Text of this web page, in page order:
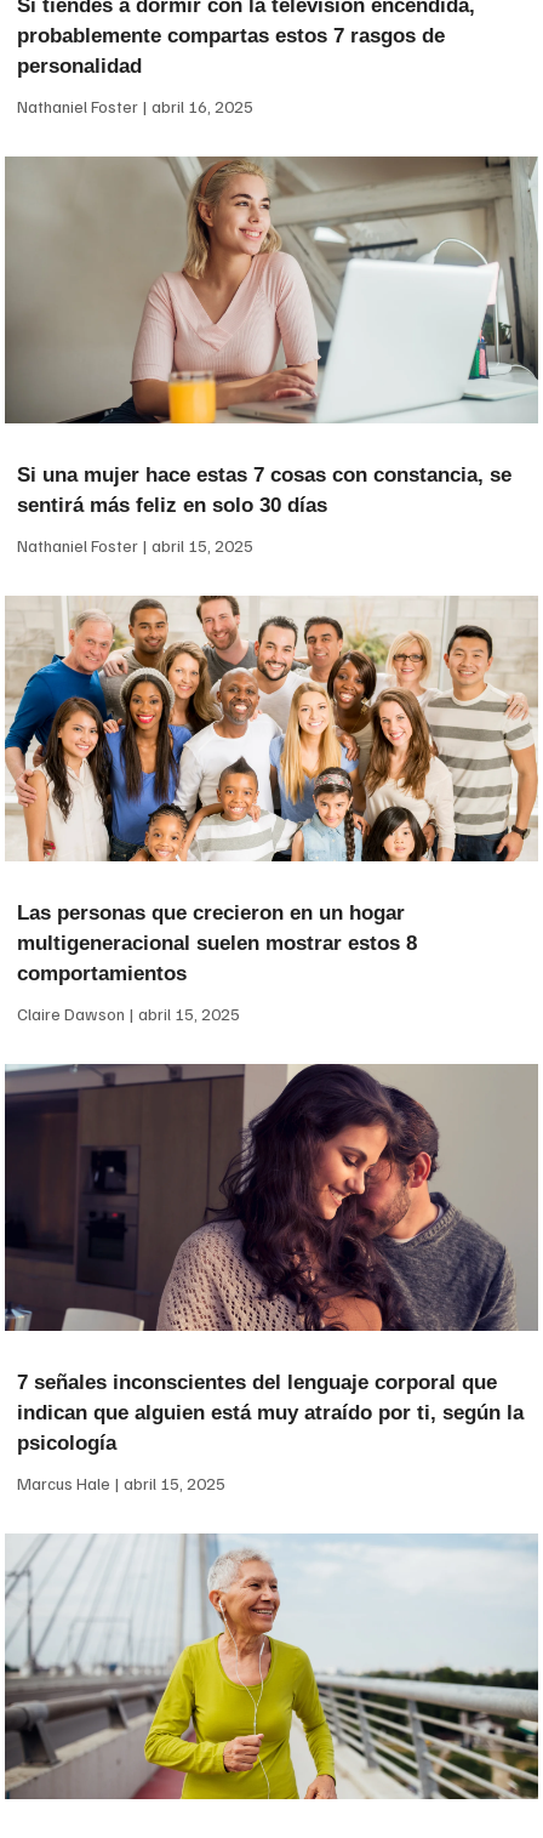
Si tiendes a dormir con la televisión encendida,
probablemente compartas estos 7 rasgos de
personalidad
Nathaniel Foster abril 16, 2025
Si una mujer hace estas 7 cosas con constancia, se
sentirá más feliz en solo 30 días
Nathaniel Foster abril 15, 2025
Las personas que crecieron en un hogar
multigeneracional suelen mostrar estos 8
comportamientos
Claire Dawson abril 15, 2025
7 señales inconscientes del lenguaje corporal que
indican que alguien está muy atraído por ti, según la
psicología
Marcus Hale abril 15, 2025